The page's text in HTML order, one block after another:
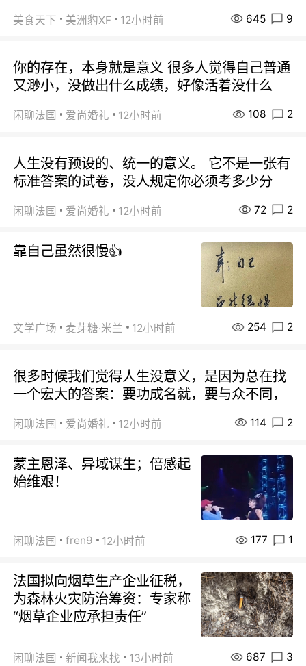
美食天下 美洲豹XF 12小时前 645 9
你的存在，本身就是意义 很多人觉得自己普通
又渺小，没做出什么成绩，好像活着没什么
闲聊法国 爱尚婚礼 12小时前 108 2
人生没有预设的、统一的意义。 它不是一张有
标准答案的试卷，没人规定你必须考多少分
闲聊法国 爱尚婚礼 12小时前 72 2
靠自己虽然很慢👍
文学广场 麦芽糖·米兰 12小时前 254 2
很多时候我们觉得人生没意义，是因为总在找
一个宏大的答案：要功成名就，要与众不同，
闲聊法国 爱尚婚礼 12小时前 114 2
蒙主恩泽、异域谋生；倍感起
始维艰！
闲聊法国 fren9 12小时前 177 1
法国拟向烟草生产企业征税，
为森林火灾防治筹资：专家称
“烟草企业应承担责任”
闲聊法国 新闻我来找 13小时前 687 3